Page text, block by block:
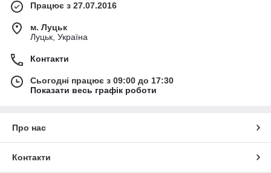
Працює з 27.07.2016
м. Луцьк
Луцьк, Україна
Контакти
Сьогодні працює з 09:00 до 17:30
Показати весь графік роботи
Про нас
Контакти